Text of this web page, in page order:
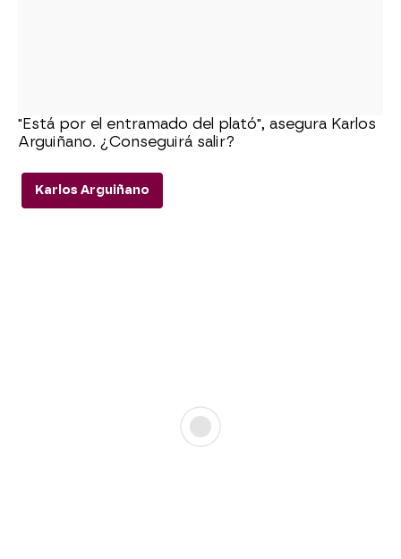
"Está por el entramado del plató", asegura Karlos
Arguiñano. ¿Conseguirá salir?
Karlos Arguiñano